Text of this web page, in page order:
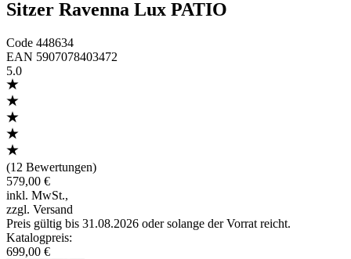
Sitzer Ravenna Lux PATIO
Code 448634
EAN 5907078403472
5.0
(12 Bewertungen)
579,00 €
inkl. MwSt.,
zzgl. Versand
Preis gültig bis 31.08.2026 oder solange der Vorrat reicht.
Katalogpreis:
699,00 €